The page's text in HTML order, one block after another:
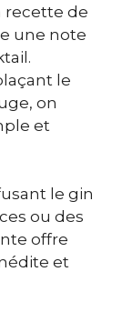
recette de
une note
le
on
et
le gin
ou des
offre
et